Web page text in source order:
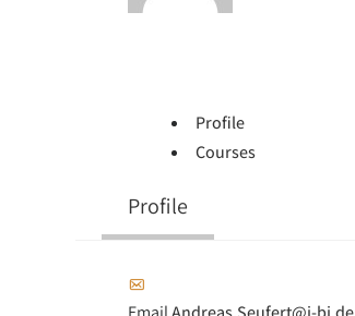
Profile
Courses
Profile